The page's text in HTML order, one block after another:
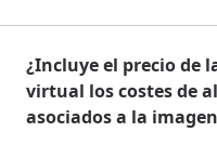
¿Incluye el precio de
virtual los costes de
asociados a la